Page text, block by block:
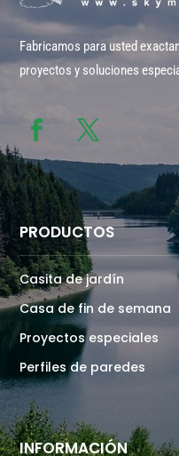
Fabricamos para usted
proyectos y soluciones
PRODUCTOS
Casita de jardín
Casa de fin de semana
Proyectos especiales
Perfiles de paredes
INFORMACIÓN